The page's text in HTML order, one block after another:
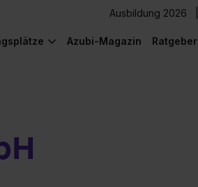
Ausbildung 2026
Azubi-Magazin Ratgeber